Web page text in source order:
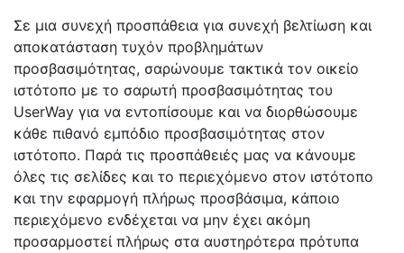
Σε μια συνεχή προσπάθεια για συνεχή βελτίωση και
αποκατάσταση τυχόν προβλημάτων
προσβασιμότητας, σαρώνουμε τακτικά τον οικείο
ιστότοπο με το σαρωτή προσβασιμότητας του
UserWay για να εντοπίσουμε και να διορθώσουμε
κάθε πιθανό εμπόδιο προσβασιμότητας στον
ιστότοπο. Παρά τις προσπάθειές μας να κάνουμε
όλες τις σελίδες και το περιεχόμενο στον ιστότοπο
και την εφαρμογή πλήρως προσβάσιμα, κάποιο
περιεχόμενο ενδέχεται να μην έχει ακόμη
προσαρμοστεί πλήρως στα αυστηρότερα πρότυπα